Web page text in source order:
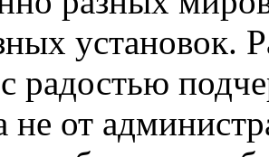
установок.
радостью
не от